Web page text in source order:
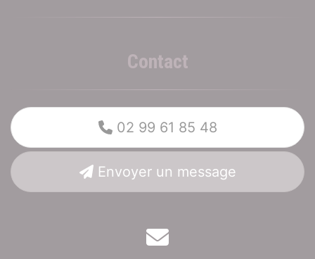
Contact
02 99 61 85 48
Envoyer un message